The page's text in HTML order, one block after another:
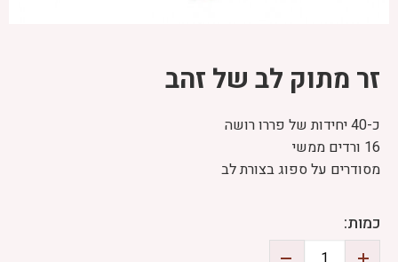
זר מתוק לב של זהב
כ-40 יחידות של פררו רושה
16 ורדים ממשי
מסודרים על ספוג בצורת לב
כמות: